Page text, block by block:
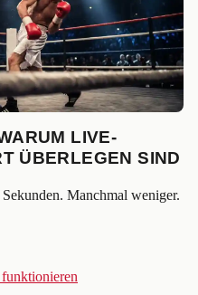
LIVE-
ÜBERLEGEN SIND
Manchmal weniger.